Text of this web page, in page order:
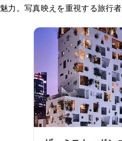
魅力。写真映えを重視する旅行者